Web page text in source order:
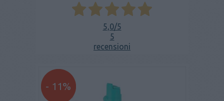
5,0/5
5
recensioni
- 11%